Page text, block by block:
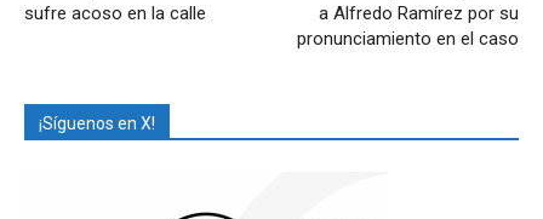
sufre acoso en la calle
a Alfredo Ramírez por su
pronunciamiento en el caso
¡Síguenos en X!